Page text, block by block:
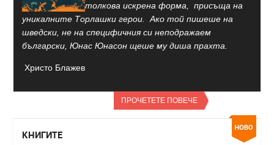
толкова искрена форма, присъща на
уникалните Торлашки герои. Ако той пишеше на
шведски, не на специфичния си неподражаем
български, Юнас Юнасон щеше му диша прахта.
Христо Блажев
ПРОЧЕТЕТЕ ПОВЕЧЕ
КНИГИТЕ